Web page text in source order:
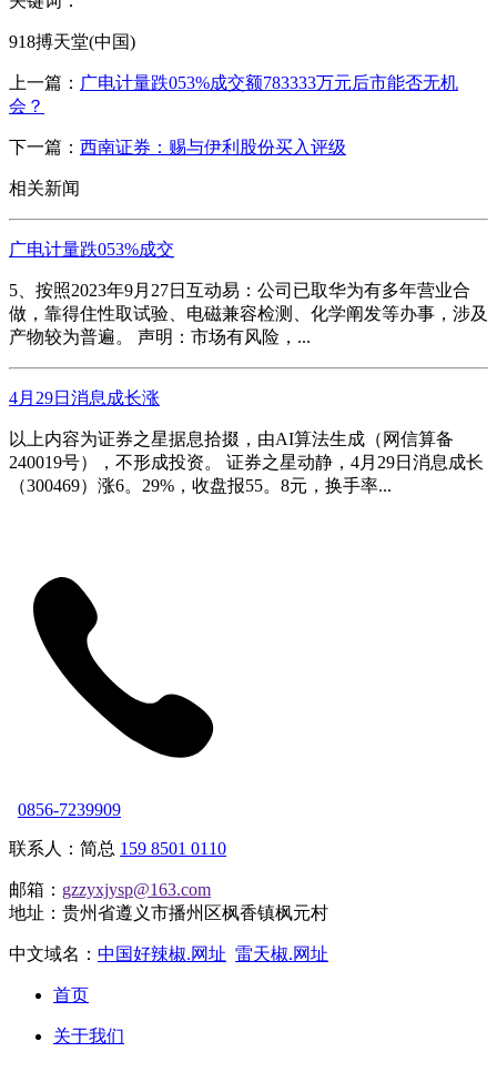
918搏天堂(中国)
上一篇： 广电计量跌053%成交额783333万元后市能否无机
会？
下一篇： 西南证券：赐与伊利股份买入评级
相关新闻
广电计量跌053%成交
5、按照2023年9月27日互动易：公司已取华为有多年营业合
做，靠得住性取试验、电磁兼容检测、化学阐发等办事，涉及
产物较为普遍。 声明：市场有风险，...
4月29日消息成长涨
以上内容为证券之星据息拾掇，由AI算法生成（网信算备
240019号），不形成投资。 证券之星动静，4月29日消息成长
（300469）涨6。29%，收盘报55。8元，换手率...
0856-7239909
联系人：简总 159 8501 0110
邮箱： gzzyxjysp@163.com
地址：贵州省遵义市播州区枫香镇枫元村
中文域名： 中国好辣椒.网址 雷天椒.网址
首页
关于我们